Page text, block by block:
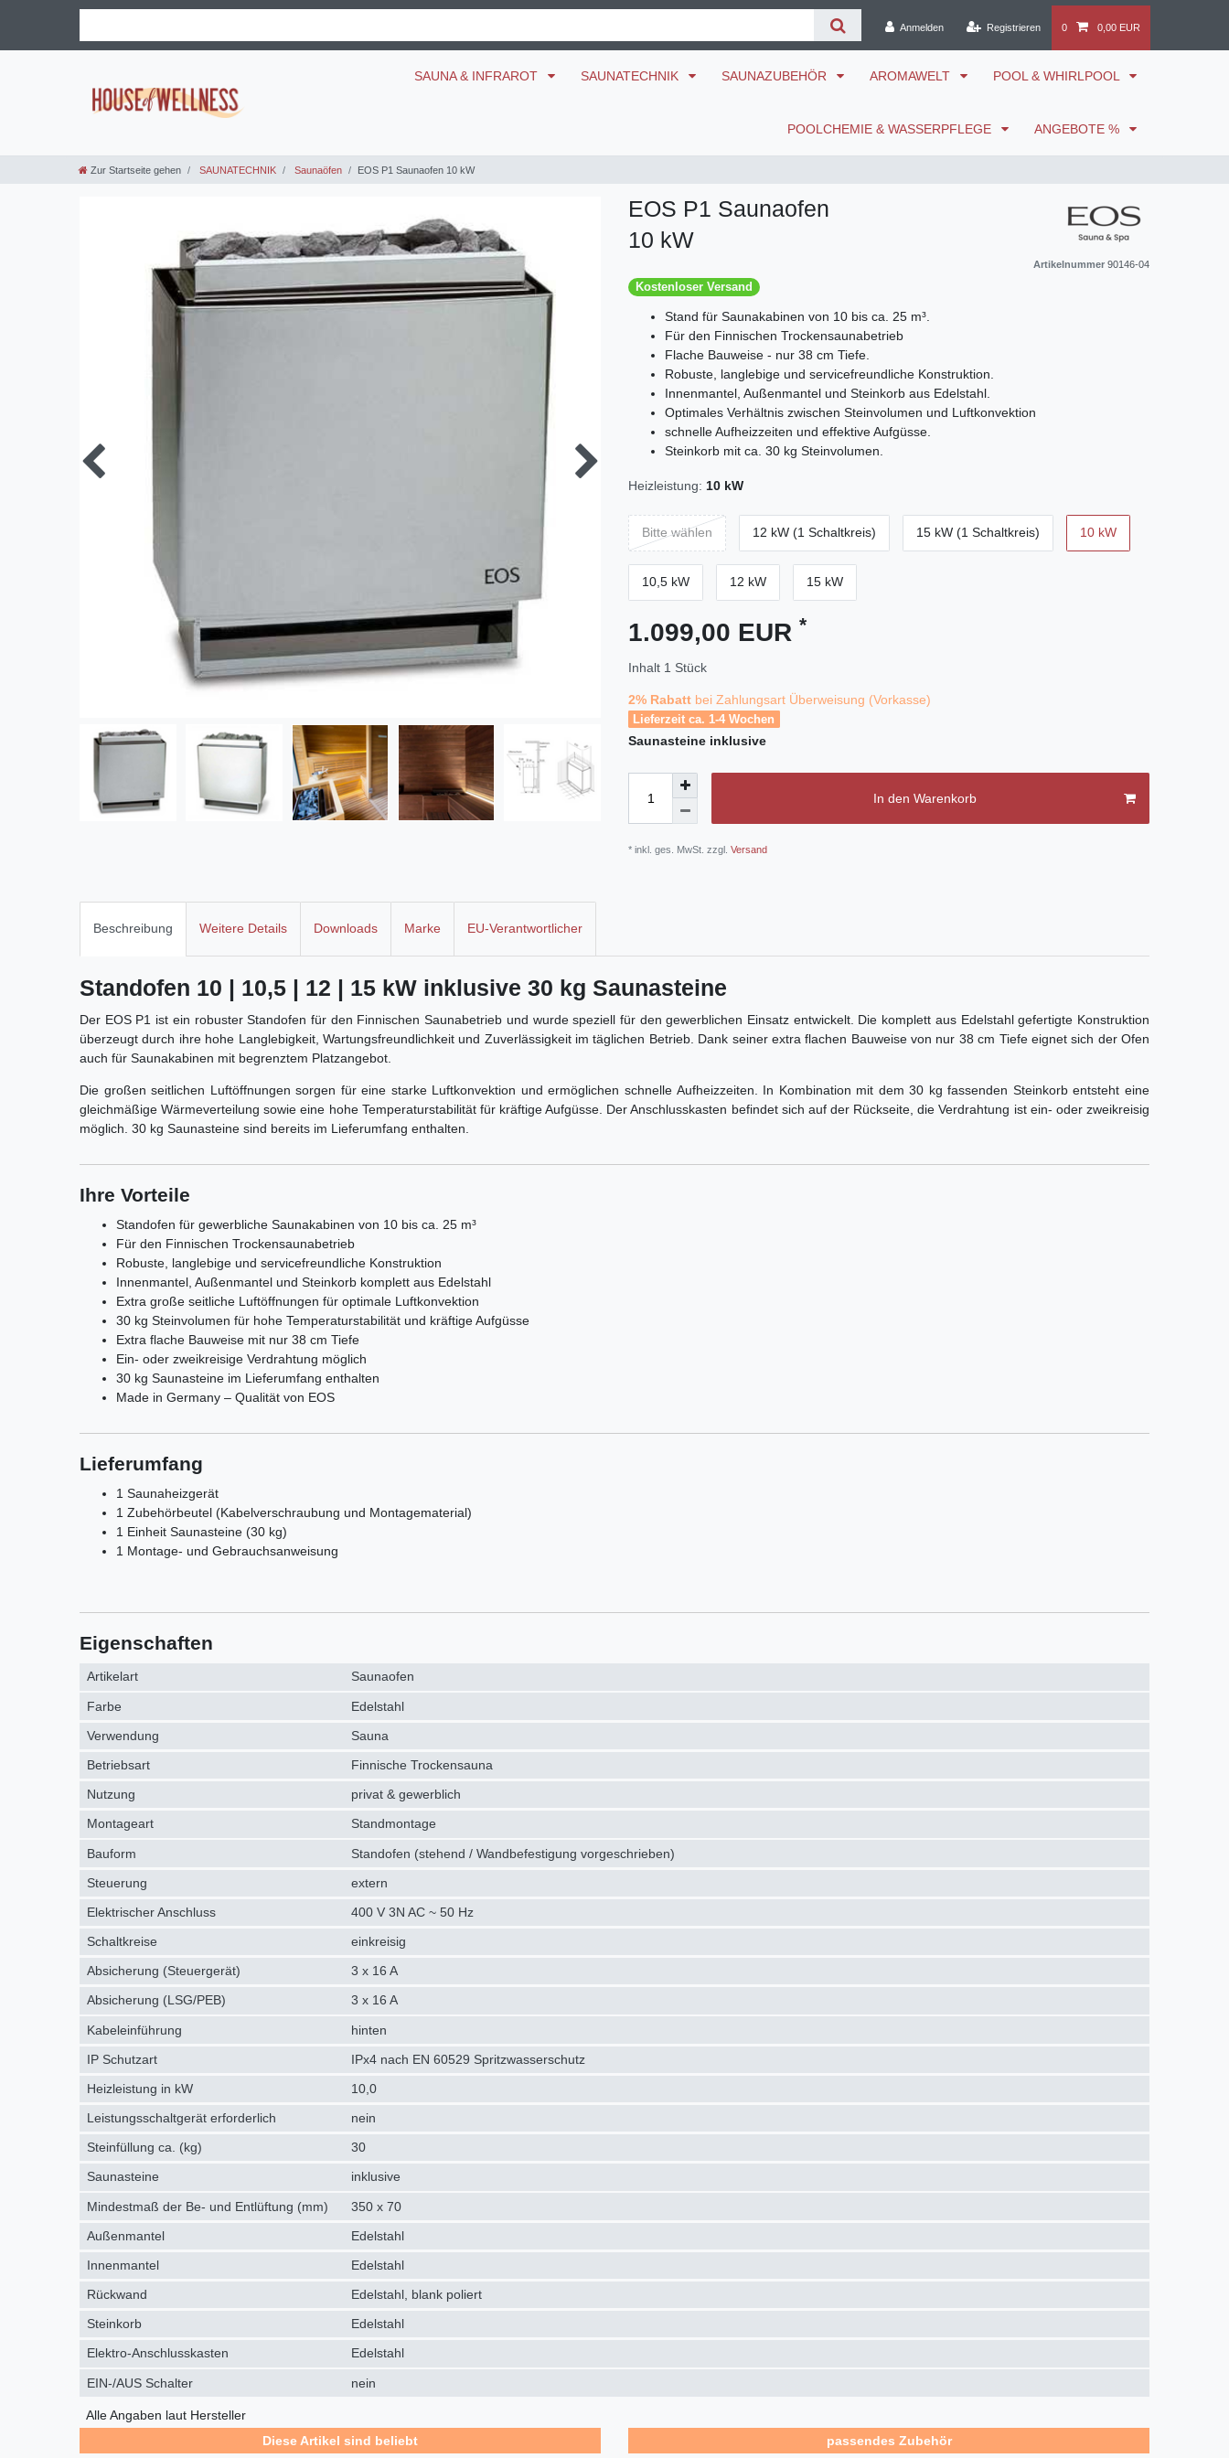
Anmelden Registrieren 0 0,00 EUR
SAUNA & INFRAROT SAUNATECHNIK SAUNAZUBEHÖR AROMAWELT POOL & WHIRLPOOL
POOLCHEMIE & WASSERPFLEGE ANGEBOTE %
Zur Startseite gehen SAUNATECHNIK Saunaöfen EOS P1 Saunaofen 10 kW
EOS P1 Saunaofen
10 kW
Artikelnummer 90146-04
Kostenloser Versand
Stand für Saunakabinen von 10 bis ca. 25 m³.
Für den Finnischen Trockensaunabetrieb
Flache Bauweise - nur 38 cm Tiefe.
Robuste, langlebige und servicefreundliche Konstruktion.
Innenmantel, Außenmantel und Steinkorb aus Edelstahl.
Optimales Verhältnis zwischen Steinvolumen und Luftkonvektion
schnelle Aufheizzeiten und effektive Aufgüsse.
Steinkorb mit ca. 30 kg Steinvolumen.
Heizleistung: 10 kW
Bitte wählen 12 kW (1 Schaltkreis) 15 kW (1 Schaltkreis) 10 kW
10,5 kW 12 kW 15 kW
1.099,00 EUR *
Inhalt 1 Stück
2% Rabatt bei Zahlungsart Überweisung (Vorkasse)
Lieferzeit ca. 1-4 Wochen
Saunasteine inklusive
In den Warenkorb
* inkl. ges. MwSt. zzgl. Versand
Beschreibung Weitere Details Downloads Marke EU-Verantwortlicher
Standofen 10 | 10,5 | 12 | 15 kW inklusive 30 kg Saunasteine
Der EOS P1 ist ein robuster Standofen für den Finnischen Saunabetrieb und wurde speziell für den gewerblichen Einsatz entwickelt. Die komplett aus Edelstahl gefertigte Konstruktion
überzeugt durch ihre hohe Langlebigkeit, Wartungsfreundlichkeit und Zuverlässigkeit im täglichen Betrieb. Dank seiner extra flachen Bauweise von nur 38 cm Tiefe eignet sich der Ofen
auch für Saunakabinen mit begrenztem Platzangebot.
Die großen seitlichen Luftöffnungen sorgen für eine starke Luftkonvektion und ermöglichen schnelle Aufheizzeiten. In Kombination mit dem 30 kg fassenden Steinkorb entsteht eine
gleichmäßige Wärmeverteilung sowie eine hohe Temperaturstabilität für kräftige Aufgüsse. Der Anschlusskasten befindet sich auf der Rückseite, die Verdrahtung ist ein- oder zweikreisig
möglich. 30 kg Saunasteine sind bereits im Lieferumfang enthalten.
Ihre Vorteile
Standofen für gewerbliche Saunakabinen von 10 bis ca. 25 m³
Für den Finnischen Trockensaunabetrieb
Robuste, langlebige und servicefreundliche Konstruktion
Innenmantel, Außenmantel und Steinkorb komplett aus Edelstahl
Extra große seitliche Luftöffnungen für optimale Luftkonvektion
30 kg Steinvolumen für hohe Temperaturstabilität und kräftige Aufgüsse
Extra flache Bauweise mit nur 38 cm Tiefe
Ein- oder zweikreisige Verdrahtung möglich
30 kg Saunasteine im Lieferumfang enthalten
Made in Germany – Qualität von EOS
Lieferumfang
1 Saunaheizgerät
1 Zubehörbeutel (Kabelverschraubung und Montagematerial)
1 Einheit Saunasteine (30 kg)
1 Montage- und Gebrauchsanweisung
Eigenschaften
Artikelart Saunaofen
Farbe Edelstahl
Verwendung Sauna
Betriebsart Finnische Trockensauna
Nutzung privat & gewerblich
Montageart Standmontage
Bauform Standofen (stehend / Wandbefestigung vorgeschrieben)
Steuerung extern
Elektrischer Anschluss 400 V 3N AC ~ 50 Hz
Schaltkreise einkreisig
Absicherung (Steuergerät) 3 x 16 A
Absicherung (LSG/PEB) 3 x 16 A
Kabeleinführung hinten
IP Schutzart IPx4 nach EN 60529 Spritzwasserschutz
Heizleistung in kW 10,0
Leistungsschaltgerät erforderlich nein
Steinfüllung ca. (kg) 30
Saunasteine inklusive
Mindestmaß der Be- und Entlüftung (mm) 350 x 70
Außenmantel Edelstahl
Innenmantel Edelstahl
Rückwand Edelstahl, blank poliert
Steinkorb Edelstahl
Elektro-Anschlusskasten Edelstahl
EIN-/AUS Schalter nein
Alle Angaben laut Hersteller
Diese Artikel sind beliebt
passendes Zubehör